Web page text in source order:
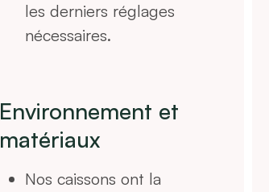
les derniers réglages
nécessaires.
Environnement et
matériaux
Nos caissons ont la